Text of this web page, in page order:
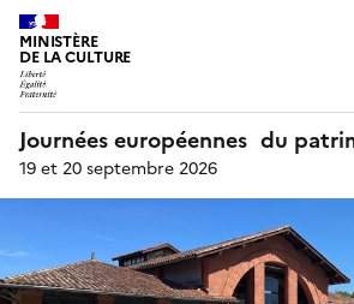
MINISTÈRE
DE LA CULTURE
Journées européennes du
19 et 20 septembre 2026